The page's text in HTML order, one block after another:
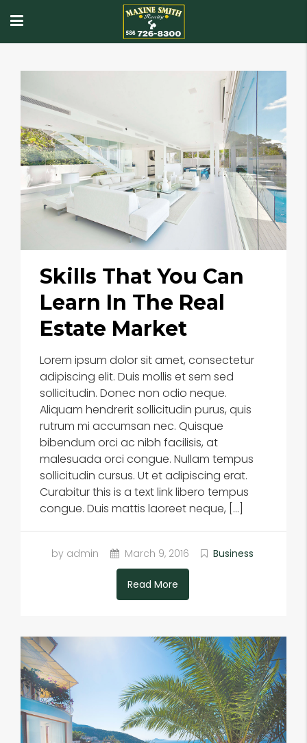
Skills That You Can
Learn In The Real
Estate Market
Lorem ipsum dolor sit amet, consectetur
adipiscing elit. Duis mollis et sem sed
sollicitudin. Donec non odio neque.
Aliquam hendrerit sollicitudin purus, quis
rutrum mi accumsan nec. Quisque
bibendum orci ac nibh facilisis, at
malesuada orci congue. Nullam tempus
sollicitudin cursus. Ut et adipiscing erat.
Curabitur this is a text link libero tempus
congue. Duis mattis laoreet neque, […]
by admin March 9, 2016 Business
Read More